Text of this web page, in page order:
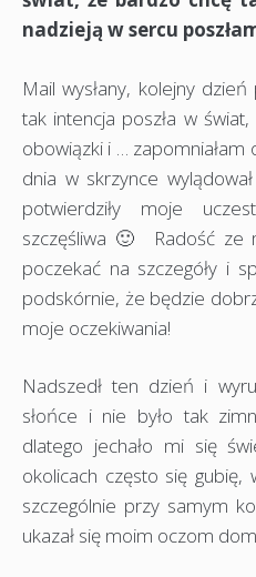
nadzieją w sercu
Mail wysłany, kolejny
tak intencja poszła w
obowiązki i … zapomniałam
dnia w skrzynce
potwierdziły moje
szczęśliwa 🙂 Radość ze
poczekać na szczegóły i
podskórnie, że będzie
moje oczekiwania!
Nadszedł ten dzień i
słońce i nie było tak
dlatego jechało mi się
okolicach często się
szczególnie przy samym
ukazał się moim oczom